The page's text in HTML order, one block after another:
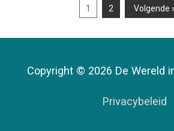
1 2 Volgende
Copyright © 2026 De Wereld
Privacybeleid